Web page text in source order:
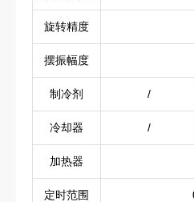
旋转精度
摆振幅度
制冷剂 /
冷却器 /
加热器
定时范围